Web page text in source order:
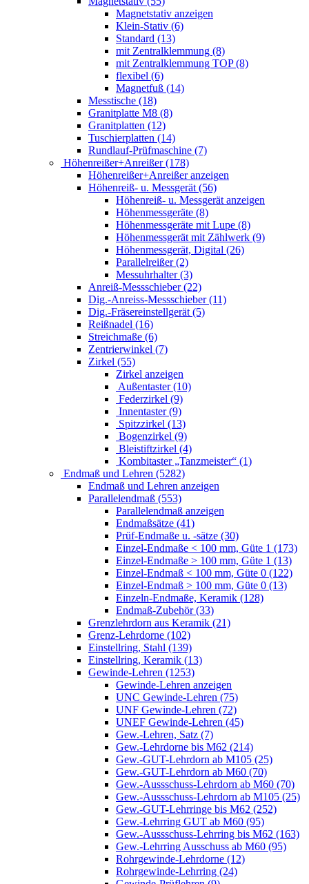
Magnetstativ anzeigen
Klein-Stativ (6)
Standard (13)
mit Zentralklemmung (8)
mit Zentralklemmung TOP (8)
flexibel (6)
Magnetfuß (14)
Messtische (18)
Granitplatte M8 (8)
Granitplatten (12)
Tuschierplatten (14)
Rundlauf-Prüfmaschine (7)
Höhenreißer+Anreißer (178)
Höhenreißer+Anreißer anzeigen
Höhenreiß- u. Messgerät (56)
Höhenreiß- u. Messgerät anzeigen
Höhenmessgeräte (8)
Höhenmessgeräte mit Lupe (8)
Höhenmessgerät mit Zählwerk (9)
Höhenmessgerät, Digital (26)
Parallelreißer (2)
Messuhrhalter (3)
Anreiß-Messschieber (22)
Dig.-Anreiss-Messschieber (11)
Dig.-Fräsereinstellgerät (5)
Reißnadel (16)
Streichmaße (6)
Zentrierwinkel (7)
Zirkel (55)
Zirkel anzeigen
Außentaster (10)
Federzirkel (9)
Innentaster (9)
Spitzzirkel (13)
Bogenzirkel (9)
Bleistiftzirkel (4)
Kombitaster „Tanzmeister“ (1)
Endmaß und Lehren (5282)
Endmaß und Lehren anzeigen
Parallelendmaß (553)
Parallelendmaß anzeigen
Endmaßsätze (41)
Prüf-Endmaße u. -sätze (30)
Einzel-Endmaße < 100 mm, Güte 1 (173)
Einzel-Endmaße > 100 mm, Güte 1 (13)
Einzel-Endmaß < 100 mm, Güte 0 (122)
Einzel-Endmaß > 100 mm, Güte 0 (13)
Einzeln-Endmaße, Keramik (128)
Endmaß-Zubehör (33)
Grenzlehrdorn aus Keramik (21)
Grenz-Lehrdorne (102)
Einstellring, Stahl (139)
Einstellring, Keramik (13)
Gewinde-Lehren (1253)
Gewinde-Lehren anzeigen
UNC Gewinde-Lehren (75)
UNF Gewinde-Lehren (72)
UNEF Gewinde-Lehren (45)
Gew.-Lehren, Satz (7)
Gew.-Lehrdorne bis M62 (214)
Gew.-GUT-Lehrdorn ab M105 (25)
Gew.-GUT-Lehrdorn ab M60 (70)
Gew.-Aussschuss-Lehrdorn ab M60 (70)
Gew.-Aussschuss-Lehrdorn ab M105 (25)
Gew.-GUT-Lehrringe bis M62 (252)
Gew.-Lehrring GUT ab M60 (95)
Gew.-Aussschuss-Lehrring bis M62 (163)
Gew.-Lehrring Ausschuss ab M60 (95)
Rohrgewinde-Lehrdorne (12)
Rohrgewinde-Lehrring (24)